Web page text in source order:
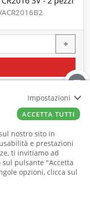
Agosto
+
nostro sito in
e prestazioni
ti invitiamo ad
pulsante "Accetta
opzioni, clicca sul
Impostazioni
ACCETTA TUTTI